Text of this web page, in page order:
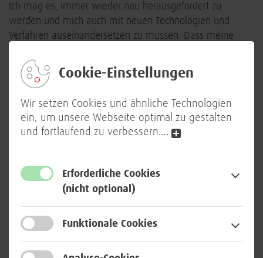
Cookie-Einstellungen
Wir setzen Cookies und ähnliche Technologien
ein, um unsere Webseite optimal zu gestalten
und fortlaufend zu verbessern.…
Erforderliche Cookies
(nicht optional)
Funktionale Cookies
Ich mag es, immer wieder neu herausgefordert zu
werden und mich auch mit neuen Technologien und
Verfahren auseinandersetzen zu müssen. Dass meine
besonders, denn es erweitert den eigenen Horizont
immer wieder aufs Neue.
Als Senior-Fachreferentin sind praktische Erfahrungen in
der IT-Sicherheit wichtig. Meine Aufgaben decken sehr
viele Themen ab, beispielsweise, wie ein SOC aufgebaut
Umsetzung unterstützend und beratend zur Seite stehen
zu können. Hierfür ist ein breites fachliches Wissen
notwendig. Ein Grundverständnis über Begriffe wie
sein. Dazu benötigt es ein Gespür dafür, aus den
vorhandenen Informationen Erfolge und
Verbesserungspotentiale zu analysieren und diese an die